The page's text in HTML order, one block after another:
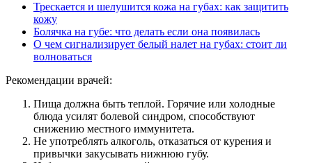
Трескается и шелушится кожа на губах: как защитить
кожу
Болячка на губе: что делать если она появилась
О чем сигнализирует белый налет на губах: стоит ли
волноваться
Рекомендации врачей:
Пища должна быть теплой. Горячие или холодные
блюда усилят болевой синдром, способствуют
снижению местного иммунитета.
Не употреблять алкоголь, отказаться от курения и
привычки закусывать нижнюю губу.